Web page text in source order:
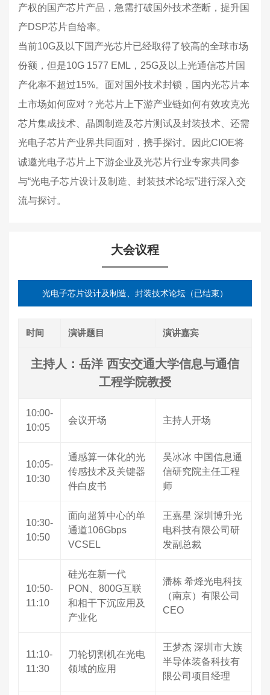
产权的国产芯片产品，急需打破国外技术垄断，提升国
产DSP芯片自给率。
当前10G及以下国产光芯片已经取得了较高的全球市场
份额，但是10G 1577 EML，25G及以上光通信芯片国
产化率不超过15%。面对国外技术封锁，国内光芯片本
土市场如何应对？光芯片上下游产业链如何有效攻克光
芯片集成技术、晶圆制造及芯片测试及封装技术、还需
光电子芯片产业界共同面对，携手探讨。因此CIOE将
诚邀光电子芯片上下游企业及光芯片行业专家共同参
与“光电子芯片设计及制造、封装技术论坛”进行深入交
流与探讨。
大会议程
光电子芯片设计及制造、封装技术论坛（已结束）
时间 演讲题目 演讲嘉宾
主持人：岳洋 西安交通大学信息与通信
工程学院教授
10:00-
10:05
会议开场 主持人开场
10:05-
10:30
通感算一体化的光
传感技术及关键器
件白皮书
吴冰冰 中国信息通
信研究院主任工程
师
10:30-
10:50
面向超算中心的单
通道106Gbps
VCSEL
王嘉星 深圳博升光
电科技有限公司研
发副总裁
10:50-
11:10
硅光在新一代
PON、800G互联
和相干下沉应用及
产业化
潘栋 希烽光电科技
（南京）有限公司
CEO
11:10-
11:30
刀轮切割机在光电
领域的应用
王梦杰 深圳市大族
半导体装备科技有
限公司项目经理